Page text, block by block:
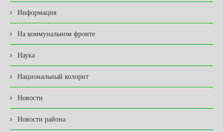
Информация
На коммунальном фронте
Наука
Национальный колорит
Новости
Новости района